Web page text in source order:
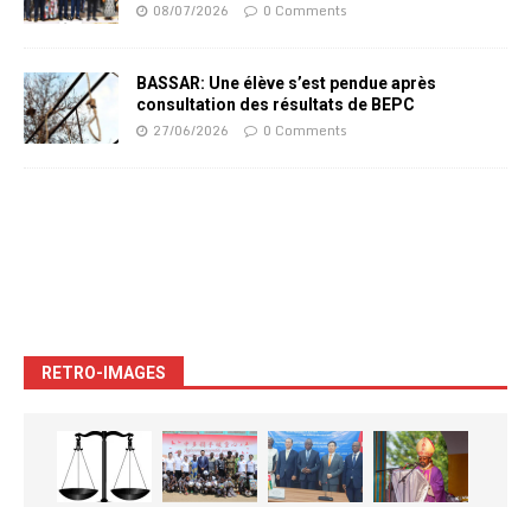
08/07/2026 0 Comments
BASSAR: Une élève s’est pendue après
consultation des résultats de BEPC
27/06/2026 0 Comments
RETRO-IMAGES